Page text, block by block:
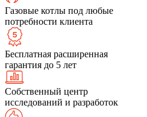
Газовые котлы под любые
потребности клиента
Бесплатная расширенная
гарантия до 5 лет
Собственный центр
исследований и разработок